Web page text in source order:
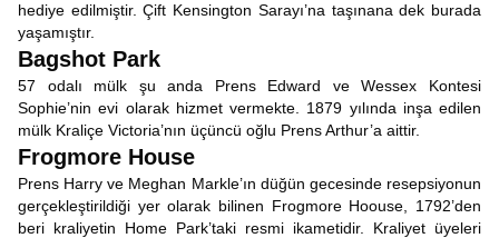
hediye edilmiştir. Çift Kensington Sarayı’na taşınana dek burada
yaşamıştır.
Bagshot Park
57 odalı mülk şu anda Prens Edward ve Wessex Kontesi
Sophie’nin evi olarak hizmet vermekte. 1879 yılında inşa edilen
mülk Kraliçe Victoria’nın üçüncü oğlu Prens Arthur’a aittir.
Frogmore House
Prens Harry ve Meghan Markle’ın düğün gecesinde resepsiyonun
gerçekleştirildiği yer olarak bilinen Frogmore Hoouse, 1792’den
beri kraliyetin Home Park’taki resmi ikametidir. Kraliyet üyeleri